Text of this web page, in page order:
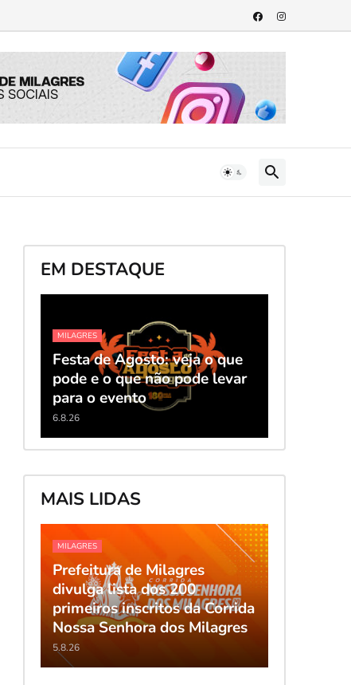
EM DESTAQUE
MILAGRES
Festa de Agosto: veja o que
pode e o que não pode levar
para o evento
6.8.26
MAIS LIDAS
MILAGRES
Prefeitura de Milagres
divulga lista dos 200
primeiros inscritos da Corrida
Nossa Senhora dos Milagres
5.8.26